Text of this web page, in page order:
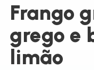
Frango
grego e
limão